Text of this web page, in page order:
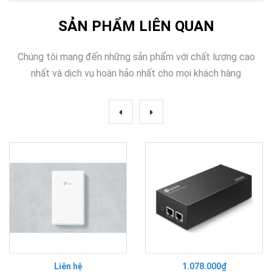
SẢN PHẨM LIÊN QUAN
Chúng tôi mang đến những sản phẩm với chất lượng cao
nhất và dịch vụ hoàn hảo nhất cho mọi khách hàng
Liên hệ
1.078.000₫